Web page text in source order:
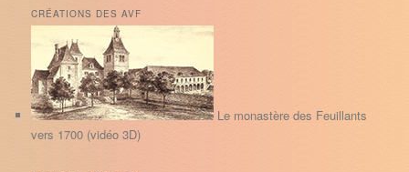
h
e
r
h
e
CRÉATIONS DES AVF
Le monastère des Feuillants
vers 1700 (vidéo 3D)